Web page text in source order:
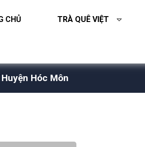
CHỦ TRÀ QUÊ VIỆT
Hóc Môn